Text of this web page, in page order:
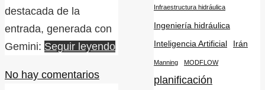
destacada de la
entrada, generada con
Gemini: Seguir leyendo
No hay comentarios
Infraestructura hidráulica
Ingeniería hidráulica
Inteligencia Artificial
Irán
Manning MODFLOW
planificación